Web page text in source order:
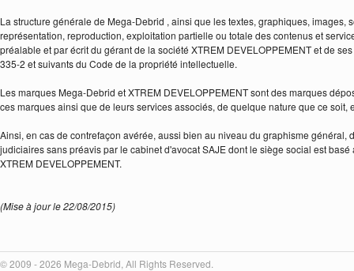
La structure générale de Mega-Debrid , ainsi que les textes, graphiques,
représentation, reproduction, exploitation partielle ou totale des contenus et
préalable et par écrit du gérant de la société XTREM DEVELOPPEMENT et de
335-2 et suivants du Code de la propriété intellectuelle.
Les marques Mega-Debrid et XTREM DEVELOPPEMENT sont des marques
ces marques ainsi que de leurs services associés, de quelque nature que ce soit,
Ainsi, en cas de contrefaçon avérée, aussi bien au niveau du graphisme
judiciaires sans préavis par le cabinet d'avocat SAJE dont le siège social est
XTREM DEVELOPPEMENT.
(Mise à jour le 22/08/2015)
© 2009 - 2026 Mega-Debrid, All Rights Reserved.